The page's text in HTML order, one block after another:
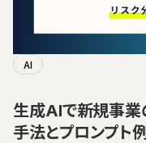
AI
生成AIで新規事業
手法とプロンプト例